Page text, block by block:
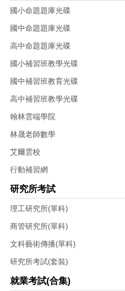
國小命題題庫光碟
國中命題題庫光碟
高中命題題庫光碟
國小補習班教學光碟
國中補習班教育光碟
高中補習班教學光碟
翰林雲端學院
林晟老師數學
艾爾雲校
行動補習網
研究所考試
理工研究所(單科)
商管研究所(單科)
文科藝術傳播(單科)
研究所考試(套裝)
就業考試(合集)